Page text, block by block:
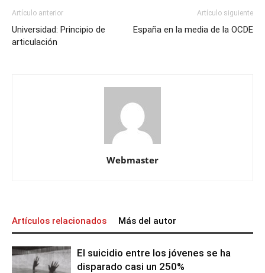
Artículo anterior
Universidad: Principio de
articulación
Artículo siguiente
España en la media de la OCDE
Webmaster
Artículos relacionados Más del autor
El suicidio entre los jóvenes se ha
disparado casi un 250%